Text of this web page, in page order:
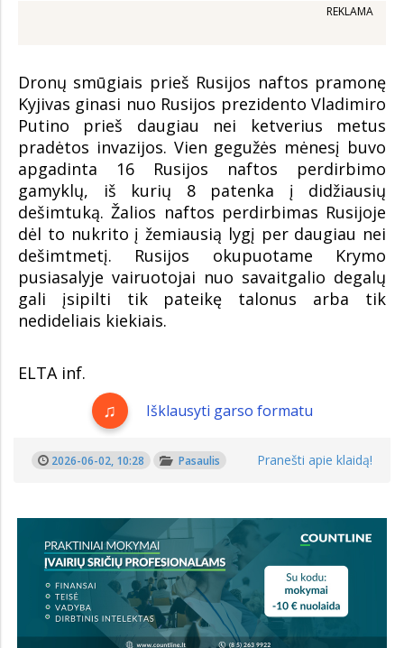
REKLAMA
Dronų smūgiais prieš Rusijos naftos pramonę
Kyjivas ginasi nuo Rusijos prezidento Vladimiro
Putino prieš daugiau nei ketverius metus
pradėtos invazijos. Vien gegužės mėnesį buvo
apgadinta 16 Rusijos naftos perdirbimo
gamyklų, iš kurių 8 patenka į didžiausių
dešimtuką. Žalios naftos perdirbimas Rusijoje
dėl to nukrito į žemiausią lygį per daugiau nei
dešimtmetį. Rusijos okupuotame Krymo
pusiasalyje vairuotojai nuo savaitgalio degalų
gali įsipilti tik pateikę talonus arba tik
nedideliais kiekiais.
ELTA inf.
Išklausyti garso formatu
2026-06-02, 10:28 Pasaulis Pranešti apie klaidą!